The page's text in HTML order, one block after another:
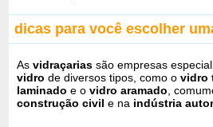
dicas para você escolher
Asvidraçarias são empresas
vidro de diversos tipos, como ovidro
laminado e ovidro aramado ,
construção civil e na indústria